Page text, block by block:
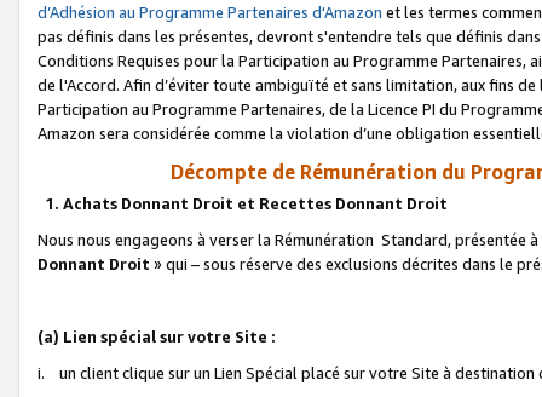
d’Adhésion au Programme Partenaires d'Amazon et les termes
pas définis dans les présentes, devront s'entendre tels que définis
Conditions Requises pour la Participation au Programme Partenaires,
de l'Accord. Afin d’éviter toute ambiguïté et sans limitation, aux fins
Participation au Programme Partenaires, de la Licence PI du
Amazon sera considérée comme la violation d’une obligation
Décompte de Rémunération du
1. Achats Donnant Droit et Recettes Donnant Droit
Nous nous engageons à verser la Rémunération Standard, présentée
Donnant Droit » qui – sous réserve des exclusions décrites dans le
(a) Lien spécial sur votre Site :
i. un client clique sur un Lien Spécial placé sur votre Site à destination